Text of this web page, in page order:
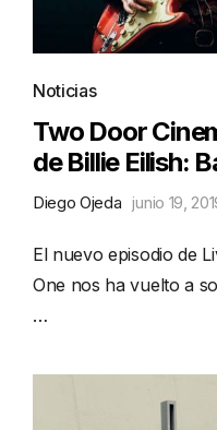
Noticias
Two Door
de Billie Eilish:
Diego Ojeda junio 19,
El nuevo episodio de
One nos ha vuelto a
…